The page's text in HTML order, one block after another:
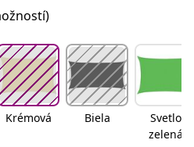
Krémová Biela
Svetlo
zelená